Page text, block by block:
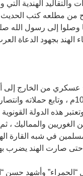
والتقاليد الهندية
من مطلعه كتب
إلى رسول الله
بجهود الدعاة
من الخارج إلى
الشمالية الغربية وذلك في
هذه الدولة
المسلمين في شبه القارة
حتى صارت الهند يضرب
“الحمراء” وأشهد حسن